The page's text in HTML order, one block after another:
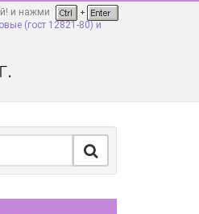
и нажми
(гост 12821-80) и